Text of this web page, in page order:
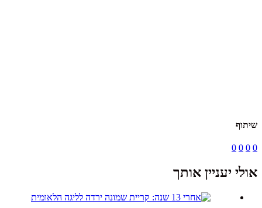
שיתוף
0
0
0
0
אולי יעניין אותך